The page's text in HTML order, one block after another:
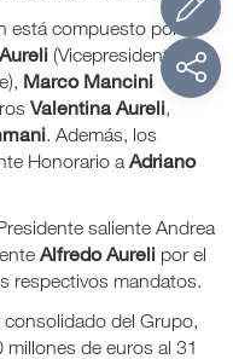
está compuesto por:
(Vicepresidente),
Marco Mancini
Valentina Aureli,
. Además, los
Honorario a Adriano
saliente Andrea
Alfredo Aureli por el
respectivos mandatos.
consolidado del Grupo,
de euros al 31